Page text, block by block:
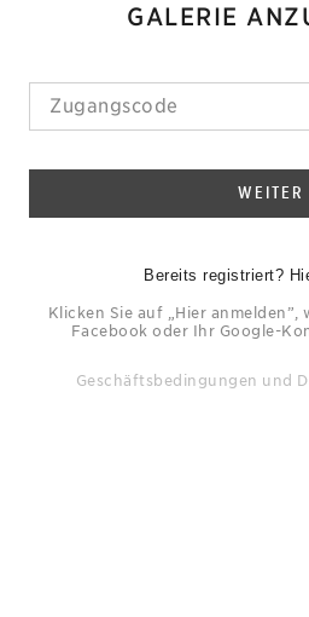
GALERIE
WEITER
Bereits registriert?
Klicken Sie auf „Hier anmelden”,
Facebook oder Ihr Google-
Geschäftsbedingungen und